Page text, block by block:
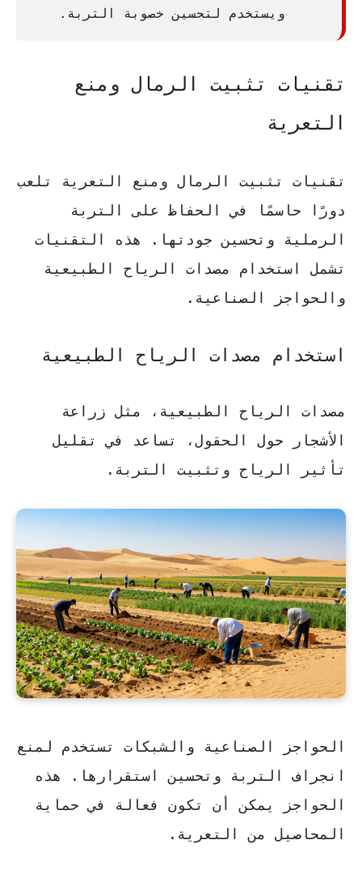
ويستخدم لتحسين خصوبة التربة.
تقنيات تثبيت الرمال ومنع
التعرية
تقنيات تثبيت الرمال ومنع التعرية تلعب
دورًا حاسمًا في الحفاظ على التربة
الرملية وتحسين جودتها. هذه التقنيات
تشمل استخدام مصدات الرياح الطبيعية
والحواجز الصناعية.
استخدام مصدات الرياح الطبيعية
مصدات الرياح الطبيعية، مثل زراعة
الأشجار حول الحقول، تساعد في تقليل
تأثير الرياح وتثبيت التربة.
الحواجز الصناعية والشبكات تستخدم لمنع
انجراف التربة وتحسين استقرارها. هذه
الحواجز يمكن أن تكون فعالة في حماية
المحاصيل من التعرية.